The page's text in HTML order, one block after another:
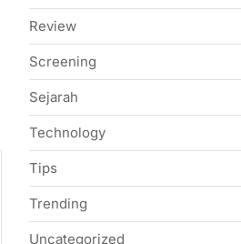
Review
Screening
Sejarah
Technology
Tips
Trending
Uncategorized